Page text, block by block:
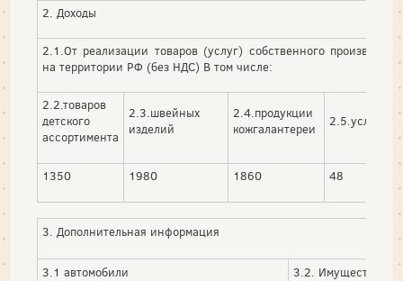
2. Доходы
2.1.От реализации товаров (услуг) собственного
на территории РФ (без НДС) В том числе:
2.2.товаров
детского
ассортимента
2.3.швейных
изделий
2.4.продукции
кожгалантереи
2.5.услуг
1350 1980 1860 48
3. Дополнительная информация
3.1 автомобили 3.2. Имущество по